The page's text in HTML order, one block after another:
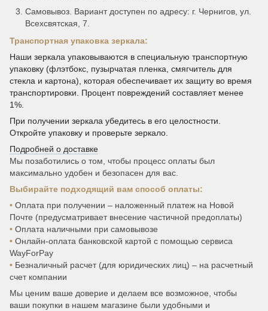
Самовывоз. Вариант доступен по адресу: г. Чернигов, ул.
Всехсвятская, 7.
Транспортная упаковка зеркала:
Наши зеркала упаковываются в специальную транспортную
упаковку (флэтбокс, пузырчатая пленка, смягчитель для
стекла и картона), которая обеспечивает их защиту во время
транспортировки. Процент повреждений составляет менее
1%.
При получении зеркала убедитесь в его целостности.
Откройте упаковку и проверьте зеркало.
Подробней о доставке
Мы позаботились о том, чтобы процесс оплаты был
максимально удобен и безопасен для вас.
Выбирайте подходящий вам способ оплаты:
• Оплата при получении – наложенный платеж на Новой
Почте (предусматривает внесение частичной предоплаты)
• Оплата наличными при самовывозе
• Онлайн-оплата банковской картой с помощью сервиса
WayForPay
• Безналичный расчет (для юридических лиц) – на расчетный
счет компании
Мы ценим ваше доверие и делаем все возможное, чтобы
ваши покупки в нашем магазине были удобными и